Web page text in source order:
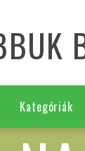
Kategóriák